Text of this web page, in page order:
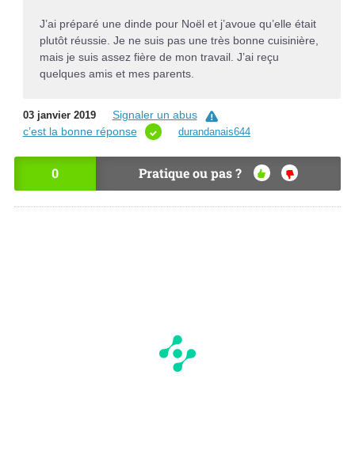
J’ai préparé une dinde pour Noël et j’avoue qu’elle était
plutôt réussie. Je ne suis pas une très bonne cuisinière,
mais je suis assez fière de mon travail. J’ai reçu
quelques amis et mes parents.
03 janvier 2019
Signaler un abus
c’est la bonne réponse
durandanais644
0 Pratique ou pas ?
OU
I
NO